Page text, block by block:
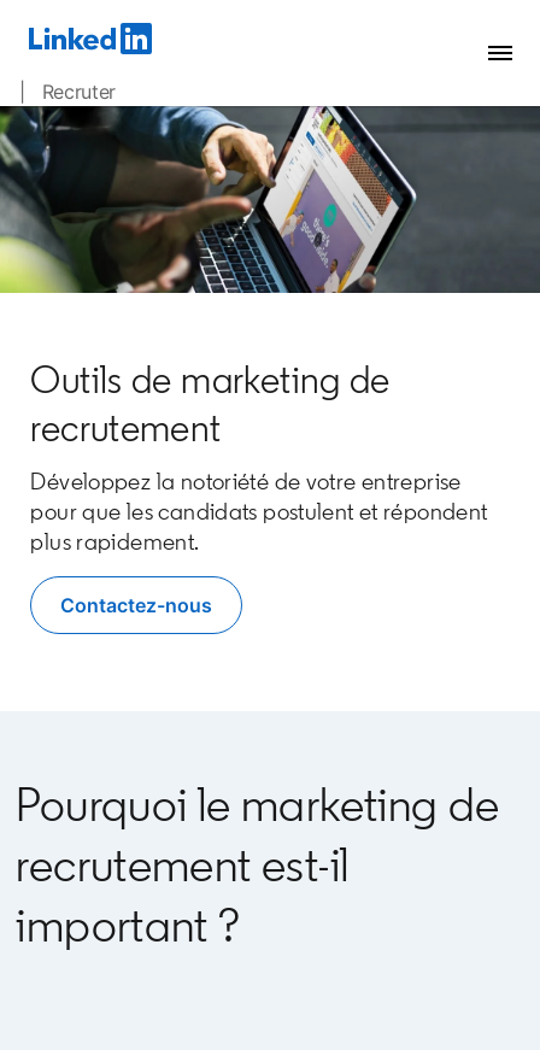
| Recruter
Outils de marketing de
recrutement
Développez la notoriété de votre entreprise
pour que les candidats postulent et répondent
plus rapidement.
Contactez-nous
Pourquoi le marketing de
recrutement est-il
important ?